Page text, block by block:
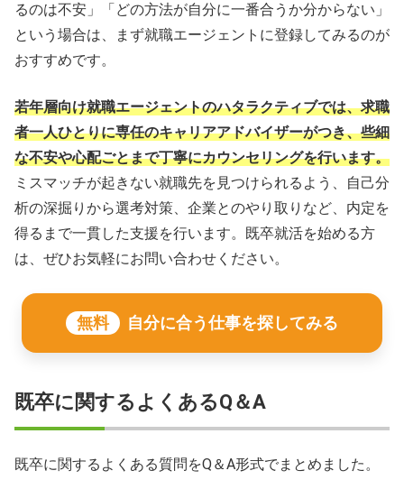
るのは不安」「どの方法が自分に一番合うか分からない」
という場合は、まず就職エージェントに登録してみるのが
おすすめです。
若年層向け就職エージェントのハタラクティブでは、求職
者一人ひとりに専任のキャリアアドバイザーがつき、些細
な不安や心配ごとまで丁寧にカウンセリングを行います。
ミスマッチが起きない就職先を見つけられるよう、自己分
析の深掘りから選考対策、企業とのやり取りなど、内定を
得るまで一貫した支援を行います。既卒就活を始める方
は、ぜひお気軽にお問い合わせください。
無料 自分に合う仕事を探してみる
既卒に関するよくあるQ＆A
既卒に関するよくある質問をQ＆A形式でまとめました。